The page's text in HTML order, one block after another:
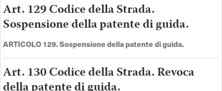
Art. 129 Codice della Strada.
Sospensione della patente di guida.
ARTICOLO 129. Sospensione della patente di guida.
Art. 130 Codice della Strada. Revoca